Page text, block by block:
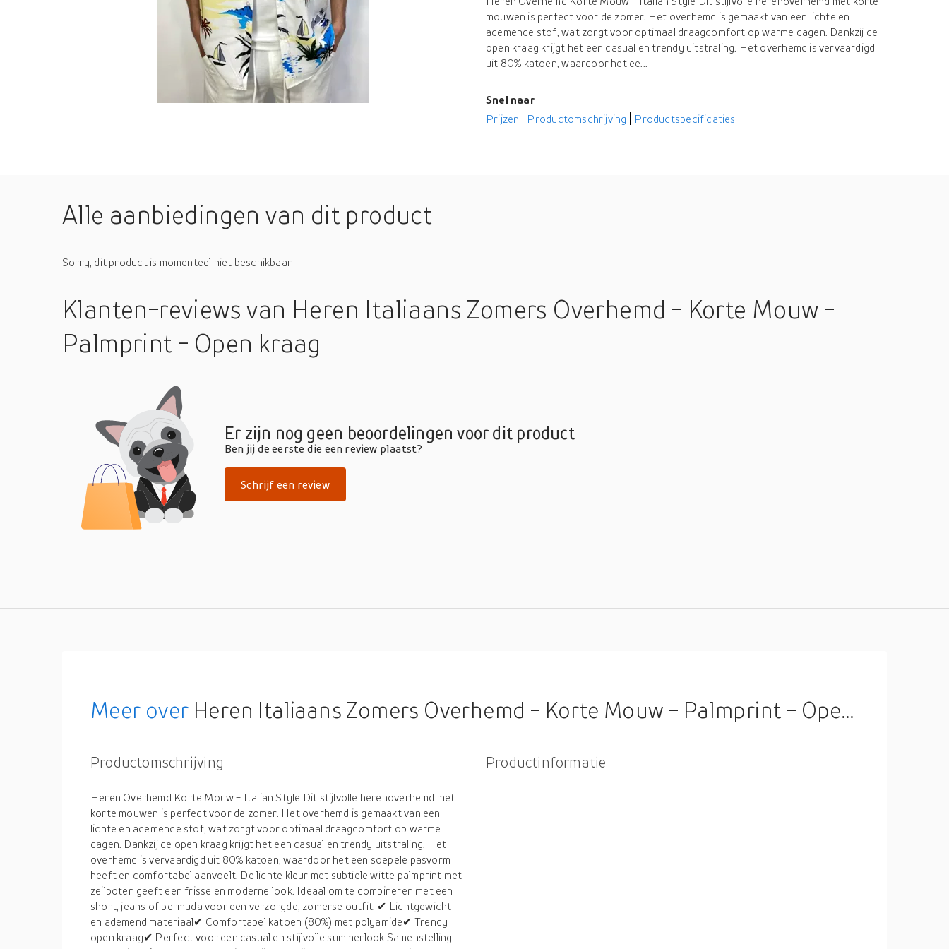
mouwen is perfect voor de zomer. Het overhemd is gemaakt van een lichte en
ademende stof, wat zorgt voor optimaal draagcomfort op warme dagen. Dankzij de
open kraag krijgt het een casual en trendy uitstraling. Het overhemd is vervaardigd
uit 80% katoen, waardoor het ee...
Snel naar
Prijzen
Productomschrijving Productspecificaties
Alle aanbiedingen van dit product
Sorry, dit product is momenteel niet beschikbaar
Klanten-reviewsvan Heren Italiaans Zomers Overhemd - Korte Mouw -
Palmprint - Open kraag
Er zijn nog geen beoordelingen voor dit product
Ben jij de eerste die een review plaatst?
Schrijf een review
Meer over Heren Italiaans Zomers Overhemd - Korte Mouw - Palmprint - Open kraag
Productomschrijving
Heren Overhemd Korte Mouw - Italian Style Dit stijlvolle herenoverhemd met
korte mouwen is perfect voor de zomer. Het overhemd is gemaakt van een
lichte en ademende stof, wat zorgt voor optimaal draagcomfort op warme
dagen. Dankzij de open kraag krijgt het een casual en trendy uitstraling. Het
overhemd is vervaardigd uit 80% katoen, waardoor het een soepele pasvorm
heeft en comfortabel aanvoelt. De lichte kleur met subtiele witte palmprint met
zeilboten geeft een frisse en moderne look. Ideaal om te combineren met een
short, jeans of bermuda voor een verzorgde, zomerse outfit. ✔ Lichtgewicht
en ademend materiaal✔ Comfortabel katoen (80%) met polyamide✔ Trendy
open kraag✔ Perfect voor een casual en stijlvolle summerlook Samenstelling:
Productinformatie